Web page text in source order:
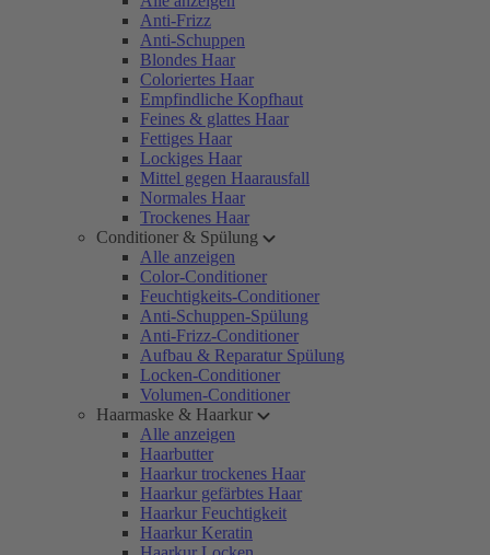
Anti-Frizz
Anti-Schuppen
Blondes Haar
Coloriertes Haar
Empfindliche Kopfhaut
Feines & glattes Haar
Fettiges Haar
Lockiges Haar
Mittel gegen Haarausfall
Normales Haar
Trockenes Haar
Conditioner & Spülung
Alle anzeigen
Color-Conditioner
Feuchtigkeits-Conditioner
Anti-Schuppen-Spülung
Anti-Frizz-Conditioner
Aufbau & Reparatur Spülung
Locken-Conditioner
Volumen-Conditioner
Haarmaske & Haarkur
Alle anzeigen
Haarbutter
Haarkur trockenes Haar
Haarkur gefärbtes Haar
Haarkur Feuchtigkeit
Haarkur Keratin